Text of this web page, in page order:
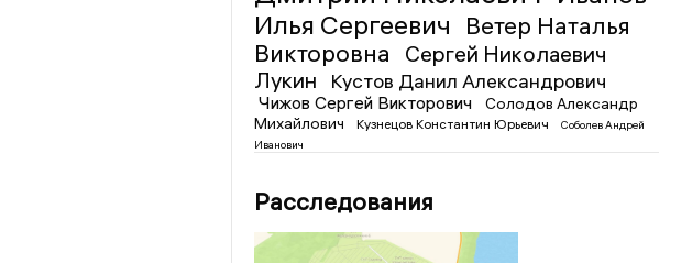
Илья Сергеевич
Ветер Наталья
Викторовна
Сергей Николаевич
Лукин
Кустов Данил Александрович
Чижов Сергей Викторович
Солодов Александр
Михайлович
Кузнецов Константин Юрьевич
Соболев Андрей
Иванович
Расследования